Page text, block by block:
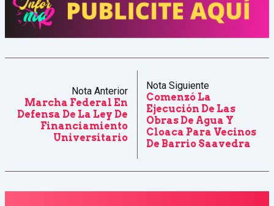
Nota Anterior
Marcha Federal En
Defensa De La Ley De
Financiamiento
Universitario
Nota Siguiente
Comenzó La
Ejecución De Las
Obras De Agua Y
Cloaca Para Vecinos
De Barrio Saavedra